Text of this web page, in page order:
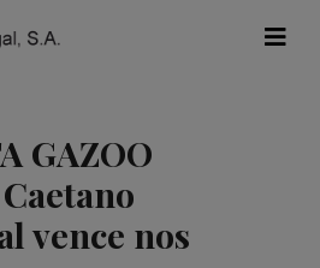
GAZOO
vence nos